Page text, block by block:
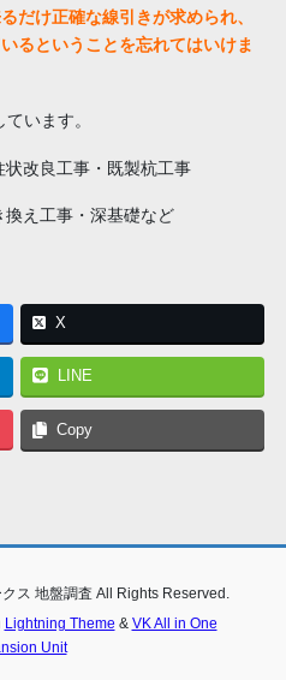
だけ正確な線引きが求められ、
るということを忘れてはいけま
います。
改良工事・既製杭工事
え工事・深基礎など
X
LINE
Copy
ス 地盤調査 All Rights Reserved.
Lightning Theme & VK All in One
Unit